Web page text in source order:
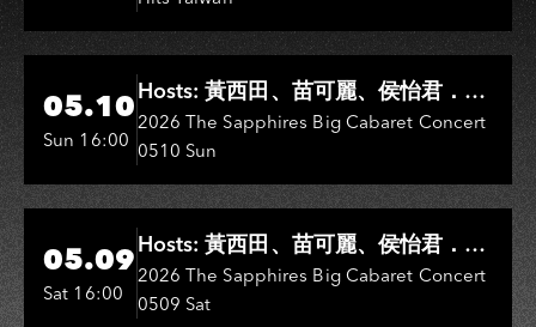
Hi-Ing Music Hall
05.10
Sun 16:00
Hosts: 黃西田、苗可麗、侯怡君．
Entertainers: 葉啟田、鳥來嬤-吳
敏、王彩樺、王瑞霞、吳淑敏、施文
彬、邵大倫、曹雅雯、陳孟賢、黃露
瑤
2026 The Sapphires Big Cabaret Concert
0510 Sun
Hi-Ing Music Hall
05.09
Sat 16:00
Hosts: 黃西田、苗可麗、侯怡君．
Entertainers: 葉啟田、鳥來嬤-吳
敏、張秀卿、王彩樺、吳淑敏、施文
2026 The Sapphires Big Cabaret Concert
0509 Sat